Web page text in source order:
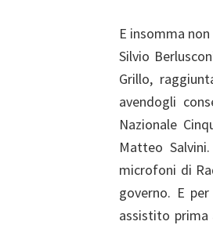
E insomma
Silvio
Grillo,
avendogli
Nazionale
Matteo
microfoni di
governo. E
assistito prima